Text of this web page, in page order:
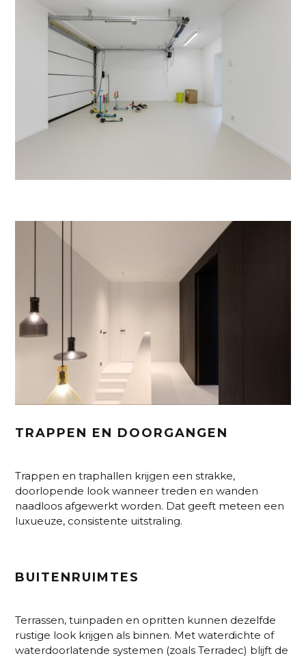
TRAPPEN EN DOORGANGEN
Trappen en traphallen krijgen een strakke,
doorlopende look wanneer treden en wanden
naadloos afgewerkt worden. Dat geeft meteen een
luxueuze, consistente uitstraling.
BUITENRUIMTES
Terrassen, tuinpaden en opritten kunnen dezelfde
rustige look krijgen als binnen. Met waterdichte of
waterdoorlatende systemen (zoals Terradec) blijft de